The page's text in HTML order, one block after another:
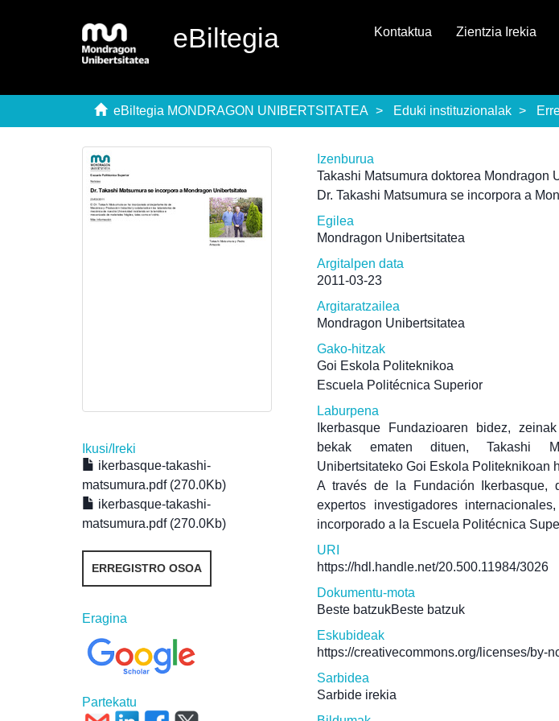
eBiltegia Kontaktua Zientzia Irekia
eBiltegia MONDRAGON UNIBERTSITATEA Eduki instituzionalak
Ikusi/Ireki
ikerbasque-takashi-
matsumura.pdf (270.0Kb)
ikerbasque-takashi-
matsumura.pdf (270.0Kb)
ERREGISTRO OSOA
Eragina
Partekatu
Izenburua
Takashi Matsumura doktorea Mondragon
Dr. Takashi Matsumura se incorpora a
Egilea
Mondragon Unibertsitatea
Argitalpen data
2011-03-23
Argitaratzailea
Mondragon Unibertsitatea
Gako-hitzak
Goi Eskola Politeknikoa
Escuela Politécnica Superior
Laburpena
Ikerbasque Fundazioaren bidez,
bekak ematen dituen, Takashi
Unibertsitateko Goi Eskola Politeknikoan
A través de la Fundación Ikerbasque,
expertos investigadores
incorporado a la Escuela Politécnica
URI
https://hdl.handle.net/20.500.11984/3026
Dokumentu-mota
Beste batzukBeste batzuk
Eskubideak
https://creativecommons.org/licenses/by-
Sarbidea
Sarbide irekia